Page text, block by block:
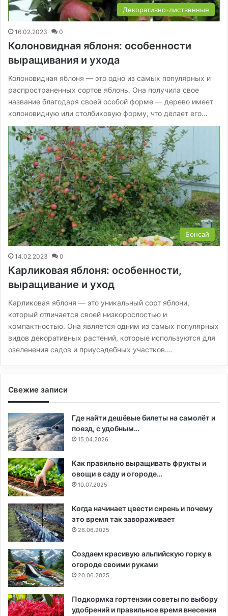
Декоративно-лиственные
16.02.2023 0
Колоновидная яблоня: особенности
выращивания и ухода
Колоновидная яблоня — это одно из самых популярных и
распространенных сортов яблонь. Она получила свое
название благодаря своей особой форме — дерево имеет
колоновидную или столбиковую форму, что делает его…
Бонсай
14.02.2023 0
Карликовая яблоня: особенности,
выращивание и уход
Карликовая яблоня — это уникальный сорт яблони,
который отличается своей низкорослостью и
компактностью. Она является одним из самых популярных
видов декоративных растений, которые используются для
озеленения садов и приусадебных участков.…
Свежие записи
Где найти дешёвые билеты на самолёт и
поезд, с удобным…
15.04.2026
Как правильно выращивать фрукты и
овощи в саду и огороде…
10.07.2025
Когда начинает цвести сирень и почему
это время так завораживает
26.06.2025
Создаем красивую альпийскую горку в
огороде своими руками
20.06.2025
Подкормка гортензии советы по выбору
удобрений и правильное время внесения